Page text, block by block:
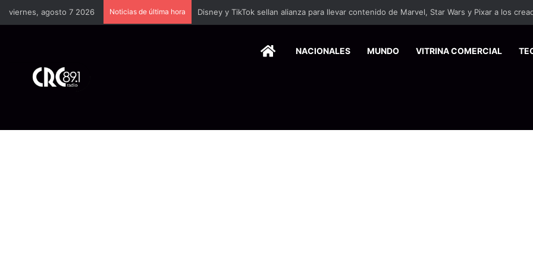
viernes, agosto 7 2026 Noticias de última hora TSE llevará a universitarios herramientas para enfrentar la desinformación en redes
HOMENACIONALES MUNDO VITRINA COMERCIAL